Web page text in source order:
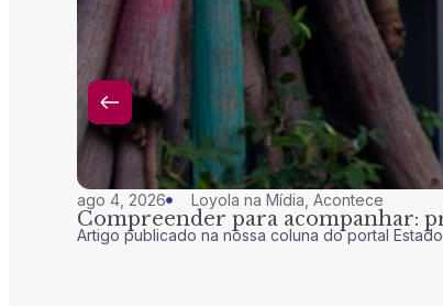
ago 4, 2026 Loyola na Mídia Acontece
Compreender para acompanhar:
Artigo publicado na nossa coluna do portal